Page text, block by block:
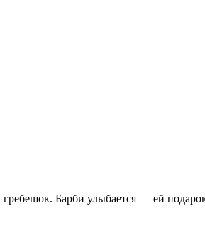
гребешок. Барби улыбается — ей